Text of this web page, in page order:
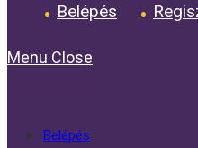
Belépés
Menu Close
Belépés